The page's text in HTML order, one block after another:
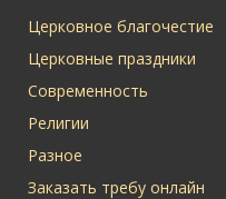
Церковное благочестие
Церковные праздники
Современность
Религии
Разное
Заказать требу онлайн